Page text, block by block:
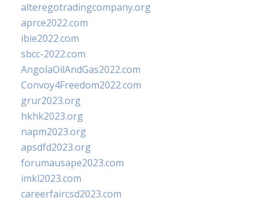
alteregotradingcompany.org
aprce2022.com
ibie2022.com
sbcc-2022.com
AngolaOilAndGas2022.com
Convoy4Freedom2022.com
grur2023.org
hkhk2023.org
napm2023.org
apsdfd2023.org
forumausape2023.com
imkl2023.com
careerfaircsd2023.com